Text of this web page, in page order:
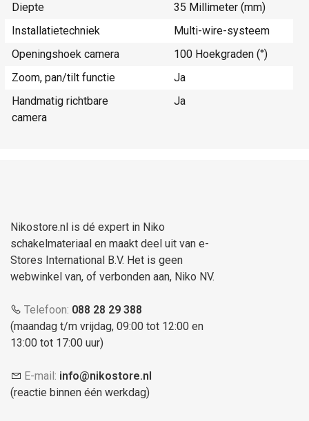
Diepte
35 Millimeter (mm)
Installatietechniek
Multi-wire-systeem
Openingshoek camera
100 Hoekgraden (°)
Zoom, pan/tilt functie
Ja
Handmatig richtbare
camera
Ja
Nikostore.nl is dé expert in Niko
schakelmateriaal en maakt deel uit van e-
Stores International B.V. Het is geen
webwinkel van, of verbonden aan, Niko NV.
Telefoon: 088 28 29 388
(maandag t/m vrijdag, 09:00 tot 12:00 en
13:00 tot 17:00 uur)
E-mail: info@nikostore.nl
(reactie binnen één werkdag)